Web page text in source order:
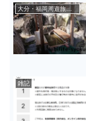
大分・福岡周遊旅（2021年11月）
雑記